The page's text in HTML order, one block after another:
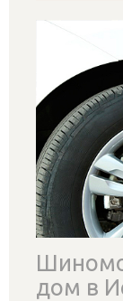
дом в